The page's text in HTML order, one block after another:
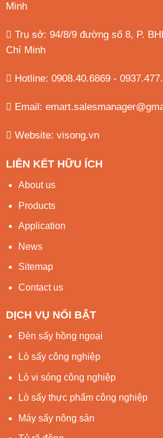
Minh
Trụ sở: 94/8/9 đường số 8, P.
Chí Minh
Hotline: 0908.40.6869 -
Email:
Website: visong.vn
LIÊN KẾT HỮU ÍCH
About us
Products
Application
News
Sitemap
Contact us
DỊCH VỤ NỔI BẬT
Đèn sấy hồng ngoại
Lò sấy công nghiệp
Lò vi sóng công nghiệp
Lò sấy thực phẩm công nghiệp
Máy sấy nông sản